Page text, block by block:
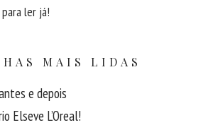
ler já!
MAIS LIDAS
e depois
Elseve L’Oreal!